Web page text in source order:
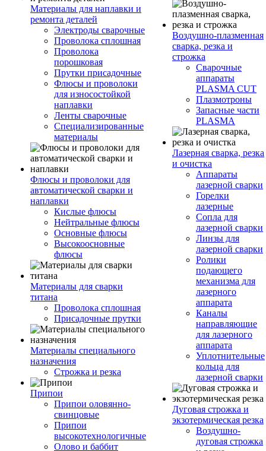
Материалы для наплавки и
ремонта деталей
Электроды сварочные
Проволока сплошная
Проволока
порошковая
Прутки присадочные
Флюсы и проволоки
для износостойкой
наплавки
Ленты сварочные
Специализированные
материалы
Флюсы и проволоки для
автоматической сварки и
наплавки
Кислые флюсы
Нейтральные флюсы
Основные флюсы
Высокоосновные
флюсы
Материалы для сварки
титана
Проволока сплошная
Присадочные прутки
Материалы специального
назначения
Строжка и резка
Припои
Припои оловянно-
свинцовые
Припои
высокотехнологичные
Олово и баббит
Воздушно-плазменная
сварка, резка и
строжка
Сварочные
аппараты
PLASMA CUT
Плазмотроны
Запасные части
PLASMA
Лазерная сварка, резка
и очистка
Аппараты
лазерной сварки
Горелки
лазерные
Сопла для
лазерной сварки
Линзы для
лазерной сварки
Ролики
подающего
механизма для
лазерного
аппарата
Каналы
направляющие
для лазерного
аппарата
Уплотнительные
кольца для
лазерной сварки
Дуговая строжка и
экзотермическая резка
Воздушно-
дуговая строжка